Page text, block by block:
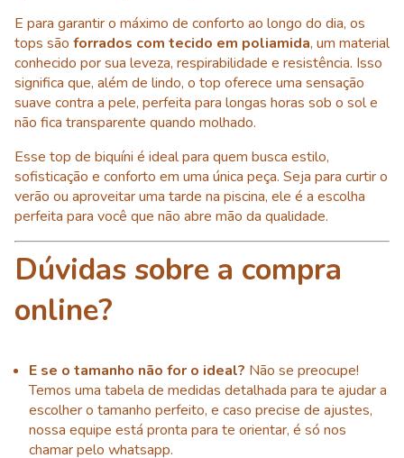
E para garantir o máximo de conforto ao longo do dia, os
tops são forrados com tecido em poliamida, um material
conhecido por sua leveza, respirabilidade e resistência. Isso
significa que, além de lindo, o top oferece uma sensação
suave contra a pele, perfeita para longas horas sob o sol e
não fica transparente quando molhado.
Esse top de biquíni é ideal para quem busca estilo,
sofisticação e conforto em uma única peça. Seja para curtir o
verão ou aproveitar uma tarde na piscina, ele é a escolha
perfeita para você que não abre mão da qualidade.
Dúvidas sobre a compra
online?
E se o tamanho não for o ideal? Não se preocupe!
Temos uma tabela de medidas detalhada para te ajudar a
escolher o tamanho perfeito, e caso precise de ajustes,
nossa equipe está pronta para te orientar, é só nos
chamar pelo whatsapp.